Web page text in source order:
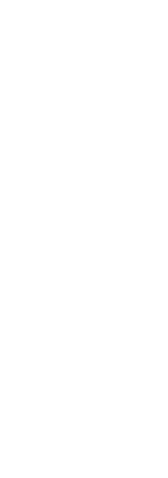
privés et
les
échanges
les
relevés